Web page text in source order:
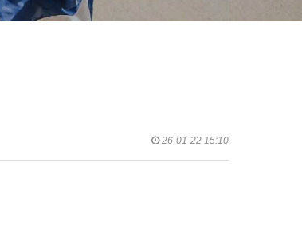
26-01-22 15:10